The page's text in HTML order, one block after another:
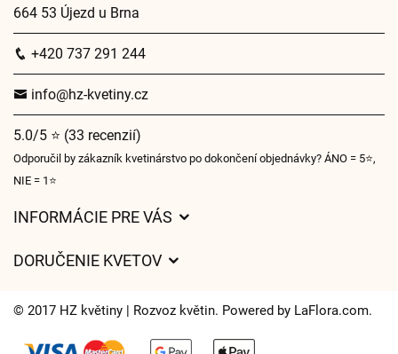
664 53 Újezd u Brna
+420 737 291 244
info@hz-kvetiny.cz
5.0/5 ⭐ (33 recenzií)
Odporučil by zákazník kvetinárstvo po dokončení objednávky? ÁNO = 5⭐,
NIE = 1⭐
INFORMÁCIE PRE VÁS
Časy doručenia kvetov – prehľad možností
DORUČENIE KVETOV
Kam doručujeme kvety
Súbory cookie
© 2017 HZ květiny | Rozvoz květin. Powered by LaFlora.com.